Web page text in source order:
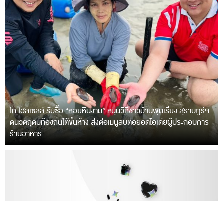
โก โฮลเซลล์ รับซื้อ “หอยหินงาม” หนุนวิถีชาวบ้านพุมเรียง สุราษฎร์ฯ
ดันวัตถุดิบท้องถิ่นใต้ขึ้นห้าง ส่งต่อเมนูลับต่อยอดไอเดียผู้ประกอบการ
ร้านอาหาร